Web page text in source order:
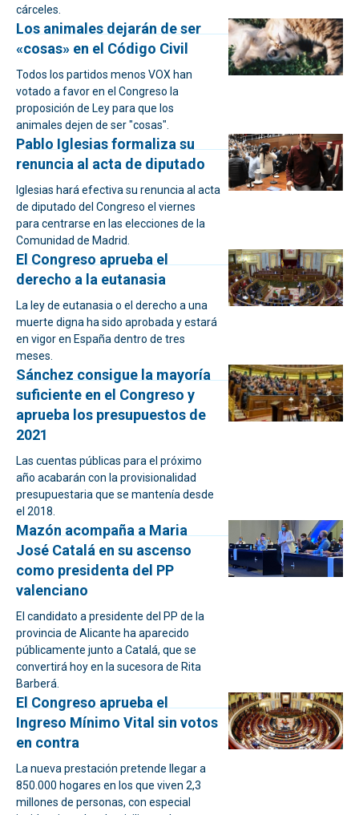
cárceles.
Los animales dejarán de ser
«cosas» en el Código Civil
Todos los partidos menos VOX han
votado a favor en el Congreso la
proposición de Ley para que los
animales dejen de ser "cosas".
Pablo Iglesias formaliza su
renuncia al acta de diputado
Iglesias hará efectiva su renuncia al acta
de diputado del Congreso el viernes
para centrarse en las elecciones de la
Comunidad de Madrid.
El Congreso aprueba el
derecho a la eutanasia
La ley de eutanasia o el derecho a una
muerte digna ha sido aprobada y estará
en vigor en España dentro de tres
meses.
Sánchez consigue la mayoría
suficiente en el Congreso y
aprueba los presupuestos de
2021
Las cuentas públicas para el próximo
año acabarán con la provisionalidad
presupuestaria que se mantenía desde
el 2018.
Mazón acompaña a Maria
José Catalá en su ascenso
como presidenta del PP
valenciano
El candidato a presidente del PP de la
provincia de Alicante ha aparecido
públicamente junto a Catalá, que se
convertirá hoy en la sucesora de Rita
Barberá.
El Congreso aprueba el
Ingreso Mínimo Vital sin votos
en contra
La nueva prestación pretende llegar a
850.000 hogares en los que viven 2,3
millones de personas, con especial